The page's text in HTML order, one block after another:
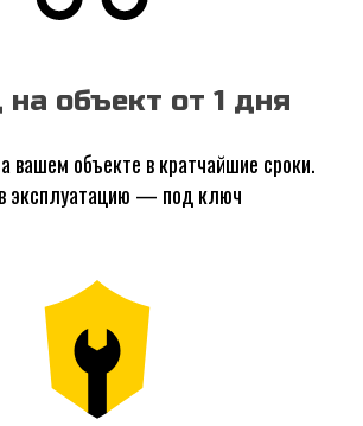
объект от 1 дня
вашем объекте в кратчайшие сроки.
эксплуатацию — под ключ